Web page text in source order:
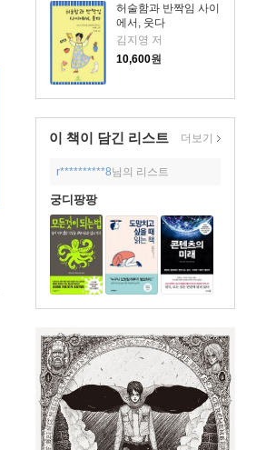
허술함과 반짝임 사이
에서, 웃다
김지영 저
10,600원
이 책이 담긴 리스트 더보기
r**********8님의 리스트
궁디팡팡